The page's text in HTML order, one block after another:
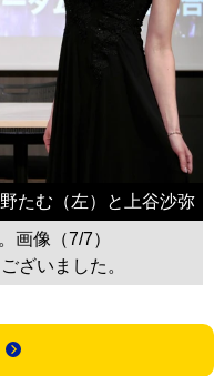
たむ（左）と上谷沙弥
画像（7/7）
ざいました。